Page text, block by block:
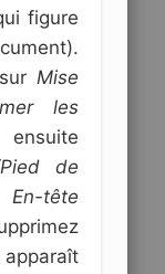
figure
Mise
les
de
En-tête